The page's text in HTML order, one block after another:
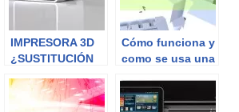
IMPRESORA 3D
¿SUSTITUCIÓN
MICROONDAS?
Cómo funciona y
como se usa una